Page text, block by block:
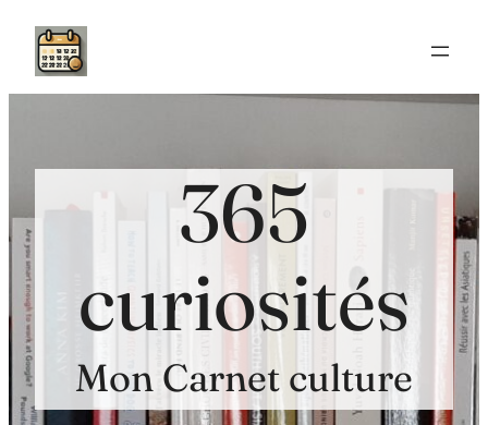
Aller
contenu
365
curiosités
Mon Carnet culture